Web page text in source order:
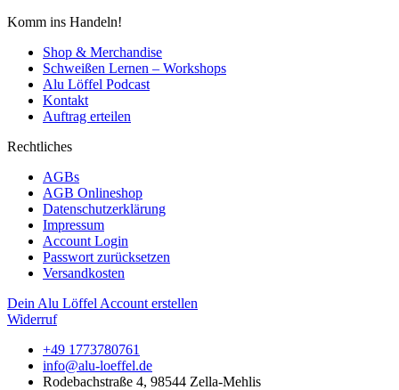
Komm ins Handeln!
Shop & Merchandise
Schweißen Lernen – Workshops
Alu Löffel Podcast
Kontakt
Auftrag erteilen
Rechtliches
AGBs
AGB Onlineshop
Datenschutzerklärung
Impressum
Account Login
Passwort zurücksetzen
Versandkosten
Dein Alu Löffel Account erstellen
Widerruf
+49 1773780761
info@alu-loeffel.de
Rodebachstraße 4, 98544 Zella-Mehlis